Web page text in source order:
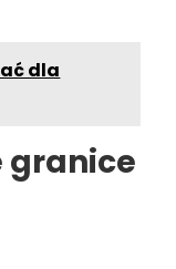
dla
granice